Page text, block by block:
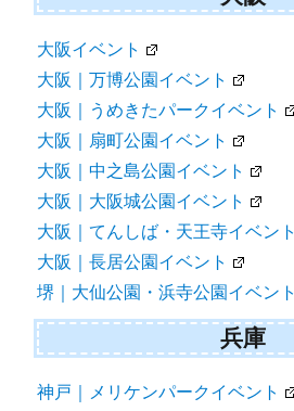
大阪イベント
大阪｜万博公園イベント
大阪｜うめきたパークイベント
大阪｜扇町公園イベント
大阪｜中之島公園イベント
大阪｜大阪城公園イベント
大阪｜てんしば・天王寺イベント
大阪｜長居公園イベント
堺｜大仙公園・浜寺公園イベント
兵庫
神戸｜メリケンパークイベント